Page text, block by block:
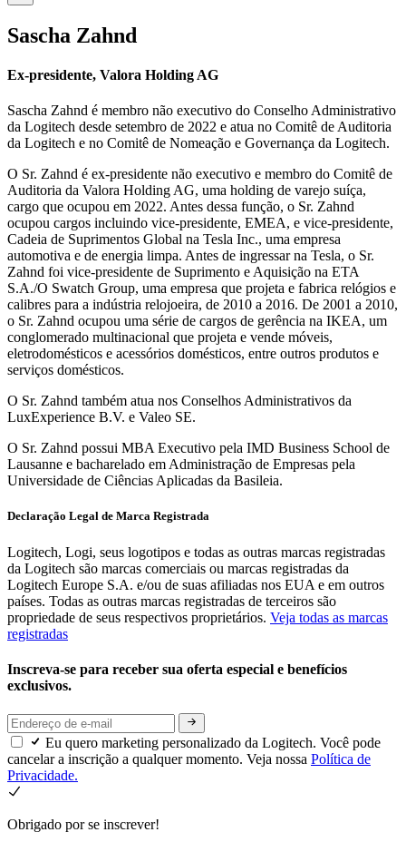
Sascha Zahnd
Ex-presidente, Valora Holding AG
Sascha Zahnd é membro não executivo do Conselho Administrativo
da Logitech desde setembro de 2022 e atua no Comitê de Auditoria
da Logitech e no Comitê de Nomeação e Governança da Logitech.
O Sr. Zahnd é ex-presidente não executivo e membro do Comitê de
Auditoria da Valora Holding AG, uma holding de varejo suíça,
cargo que ocupou em 2022. Antes dessa função, o Sr. Zahnd
ocupou cargos incluindo vice-presidente, EMEA, e vice-presidente,
Cadeia de Suprimentos Global na Tesla Inc., uma empresa
automotiva e de energia limpa. Antes de ingressar na Tesla, o Sr.
Zahnd foi vice-presidente de Suprimento e Aquisição na ETA
S.A./O Swatch Group, uma empresa que projeta e fabrica relógios e
calibres para a indústria relojoeira, de 2010 a 2016. De 2001 a 2010,
o Sr. Zahnd ocupou uma série de cargos de gerência na IKEA, um
conglomerado multinacional que projeta e vende móveis,
eletrodomésticos e acessórios domésticos, entre outros produtos e
serviços domésticos.
O Sr. Zahnd também atua nos Conselhos Administrativos da
LuxExperience B.V. e Valeo SE.
O Sr. Zahnd possui MBA Executivo pela IMD Business School de
Lausanne e bacharelado em Administração de Empresas pela
Universidade de Ciências Aplicadas da Basileia.
Declaração Legal de Marca Registrada
Logitech, Logi, seus logotipos e todas as outras marcas registradas
da Logitech são marcas comerciais ou marcas registradas da
Logitech Europe S.A. e/ou de suas afiliadas nos EUA e em outros
países. Todas as outras marcas registradas de terceiros são
propriedade de seus respectivos proprietários. Veja todas as marcas
registradas
Inscreva-se para receber sua oferta especial e benefícios
exclusivos.
Eu quero marketing personalizado da Logitech. Você pode
cancelar a inscrição a qualquer momento. Veja nossa Política de
Privacidade.
Obrigado por se inscrever!